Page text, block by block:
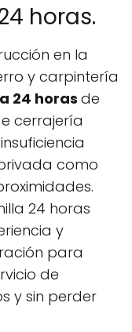
horas.
en la
y carpintería
24 horas de
cerrajería
como
24 horas
y
para
de
y sin perder